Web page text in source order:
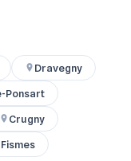
Dravegny
Ponsart
Crugny